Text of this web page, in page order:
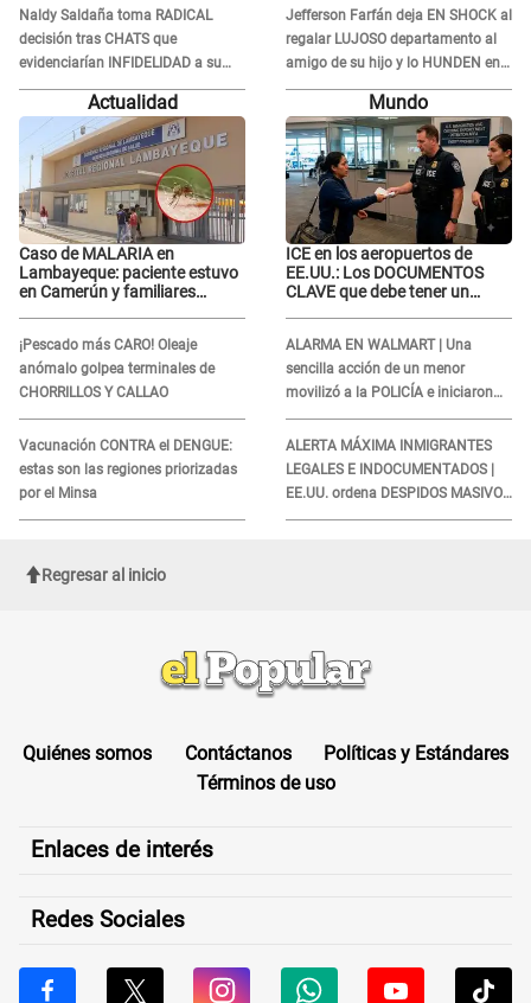
Naldy Saldaña toma RADICAL
decisión tras CHATS que
evidenciarían INFIDELIDAD a su
novio con animador de 'La Bella
Luz': "Un día..."
Luz': "Un día..."
Jefferson Farfán deja EN SHOCK al
regalar LUJOSO departamento al
amigo de su hijo y lo HUNDEN en
redes: "A su hija se lo negó"
Actualidad
Caso de MALARIA en
Lambayeque: paciente estuvo
en Camerún y familiares
¡Pescado más CARO! Oleaje
anómalo golpea terminales de
CHORRILLOS Y CALLAO
Vacunación CONTRA el DENGUE:
estas son las regiones priorizadas
por el Minsa
Mundo
ICE en los aeropuertos de
EE.UU.: Los DOCUMENTOS
CLAVE que debe tener un
ALARMA EN WALMART | Una
sencilla acción de un menor
movilizó a la POLICÍA e iniciaron
una investigación por lo hallado:
¿Qué ocurrió?
ALERTA MÁXIMA INMIGRANTES
LEGALES E INDOCUMENTADOS |
EE.UU. ordena DESPIDOS MASIVOS
y DEPORTACIONES a estos
Regresar al inicio
Quiénes somos Contáctanos
Políticas y Estándares
Términos de uso
Enlaces de interés
Redes Sociales